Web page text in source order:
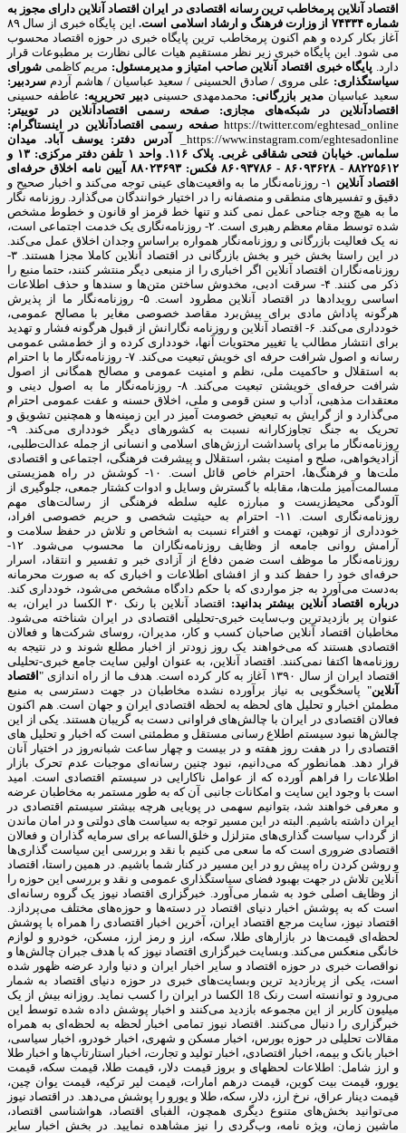
اقتصاد آنلاین پرمخاطب ترین رسانه اقتصادی در ایران اقتصاد آنلاین دارای مجوز به
شماره ۷۴۳۳۴ از وزارت فرهنگ و ارشاد اسلامی است.
این پایگاه خبری از سال ۸۹
آغاز بکار کرده و هم اکنون پرمخاطب ترین پایگاه خبری در حوزه اقتصاد محسوب
می شود. این پایگاه خبری زیر نظر مستقیم هیات عالی نظارت بر مطبوعات قرار
دارد. پایگاه خبری اقتصاد آنلاین صاحب امتیاز و مدیرمسئول: مریم کاظمی شورای
سیاستگذاری: علی مروی / صادق الحسینی / سعید عباسیان / هاشم آردم سردبیر:
سعید عباسیان مدیر بازرگانی: محمدمهدی حسینی دبیر تحریریه: عاطفه حسینی
اقتصادآنلاین در شبکه‌های مجازی:
صفحه رسمی اقتصادآنلاین در توییتر:
https://twitter.com/eghtesad_online صفحه رسمی اقتصادآنلاین در اینستاگرام:
https://www.instagram.com/eghtesadonline_
آدرس دفتر: یوسف آباد. میدان
سلماس. خیابان فتحی شقاقی غربی. پلاک ۱۱۶. واحد ۱
تلفن دفتر مرکزی: ۱۳ و
۸۸۲۲۵۶۱۲ - ۸۶۰۹۳۶۲۸ - ۸۶۰۹۳۷۸۶ فکس: ۸۸۰۲۳۶۹۳
آیین نامه اخلاق حرفه‌ای
اقتصاد آنلاین
۱- روزنامه‌نگار ما به واقعیت‌های عینی توجه می‌کند و اخبار صحیح و
دقیق و تفسیرهای منطقی و منصفانه را در اختیار خوانندگان می‌گذارد. روزنامه نگار
ما به هیچ وجه جناحی عمل نمی کند و تنها خط قرمز او قانون و خطوط مشخص
شده توسط مقام معظم رهبری است. ۲- روزنامه‌نگاری یک خدمت اجتماعی است،
نه یک فعالیت بازرگانی و روزنامه‌نگار همواره براساس وجدان اخلاق عمل می‌کند.
در این راستا بخش خبر و بخش بازرگانی در اقتصاد آنلاین کاملا مجزا هستند. ۳-
روزنامه‌نگاران اقتصاد آنلاین اگر اخباری را از منبعی دیگر منتشر کنند، حتما منبع را
ذکر می کنند. ۴- سرقت ادبی، مخدوش ساختن متن‌ها و سندها و حذف اطلاعات
اساسی رویدادها در اقتصاد آنلاین مطرود است. ۵- روزنامه‌نگار ما از پذیرش
هرگونه پاداش مادی برای پیش‌برد مقاصد خصوصی مغایر با مصالح عمومی،
خودداری می‌کند. ۶- اقتصاد آنلاین و روزنامه نگارانش از قبول هرگونه فشار و تهدید
برای انتشار مطالب یا تغییر محتویات آنها، خودداری کرده و از خط‌مشی عمومی
رسانه و اصول شرافت حرفه ای خویش تبعیت می‌کند. ۷- روزنامه‌نگار ما با احترام
به استقلال و حاکمیت ملی، نظم و امنیت عمومی و مصالح همگانی از اصول
شرافت حرفه‌ای خویشتن تبعیت می‌کند. ۸- روزنامه‌نگار ما به اصول دینی و
معتقدات مذهبی، آداب و سنن قومی و ملی، اخلاق حسنه و عفت عمومی احترام
می‌گذارد و از گرایش به تبعیض خصومت آمیز در این زمینه‌ها و همچنین تشویق و
تحریک به جنگ تجاوزکارانه نسبت به کشورهای دیگر خودداری می‌کند. ۹-
روزنامه‌نگار ما برای پاسداشت ارزش‌های اسلامی و انسانی از جمله عدالت‌طلبی،
آزادیخواهی، صلح و امنیت بشر، استقلال و پیشرفت فرهنگی، اجتماعی و اقتصادی
ملت‌ها و فرهنگ‌ها، احترام خاص قائل است. ۱۰- کوشش در راه همزیستی
مسالمت‌آمیز ملت‌ها، مقابله با گسترش وسایل و ادوات کشتار جمعی، جلوگیری از
آلودگی محیط‌زیست و مبارزه علیه سلطه فرهنگی از رسالت‌های مهم
روزنامه‌نگاری است. ۱۱- احترام به حیثیت شخصی و حریم خصوصی افراد،
خودداری از توهین، تهمت و افتراء نسبت به اشخاص و تلاش در حفظ سلامت و
آرامش روانی جامعه از وظایف روزنامه‌نگاران ما محسوب می‌شود. ۱۲-
روزنامه‌نگار ما موظف است ضمن دفاع از آزادی خبر و تفسیر و انتقاد، اسرار
حرفه‌ای خود را حفظ کند و از افشای اطلاعات و اخباری که به صورت محرمانه
به‌دست می‌آورد به جز مواردی که با حکم دادگاه مشخص می‌شود، خودداری کند.
درباره اقتصاد آنلاین بیشتر بدانید:
اقتصاد آنلاین با رنک ۳۰ الکسا در ایران، به
عنوان پر بازدیدترین وب‌سایت خبری-تحلیلی اقتصادی در ایران شناخته می‌شود.
مخاطبان اقتصاد آنلاین صاحبان کسب و کار، مدیران، روسای شرکت‌ها و فعالان
اقتصادی هستند که می‌خواهند یک روز زودتر از اخبار مطلع شوند و در نتیجه به
روزنامه‌ها اکتفا نمی‌کنند. اقتصاد آنلاین، به عنوان اولین سایت جامع خبری-تحلیلی
اقتصاد ایران از سال ۱۳۹۰ آغاز به کار کرده است. هدف ما از راه اندازی "
اقتصاد
آنلاین" پاسخگویی به نیاز برآورده نشده مخاطبان در جهت دسترسی به منبع
مطمئن اخبار و تحلیل های لحظه به لحظه اقتصادی ایران و جهان است. هم اکنون
فعالان اقتصادی در ایران با چالش‌های فراوانی دست به گریبان هستند. یکی از این
چالش‌ها نبود سیستم اطلاع رسانی مستقل و مطمئنی است که اخبار و تحلیل های
اقتصادی را در هفت روز هفته و در بیست و چهار ساعت شبانه‌روز در اختیار آنان
قرار دهد. همانطور که می‌دانیم، نبود چنین رسانه‌ای موجبات عدم تحرک بازار
اطلاعات را فراهم آورده که از عوامل ناکارایی در سیستم اقتصادی است. امید
است با وجود این سایت و امکانات جانبی آن که به طور مستمر به مخاطبان عرضه
و معرفی خواهند شد، بتوانیم سهمی در پویایی هرچه بیشتر سیستم اقتصادی در
ایران داشته باشیم. البته در این مسیر توجه به سیاست های دولتی و در امان ماندن
از گرداب سیاست گذاری‌های متزلزل و خلق‌الساعه برای سرمایه گذاران و فعالان
اقتصادی ضروری است که ما سعی می کنیم با نقد و بررسی این سیاست گذاری‌ها
و روشن کردن راه پیش رو در این مسیر در کنار شما باشیم. در همین راستا، اقتصاد
آنلاین تلاش در جهت بهبود فضای سیاستگذاری عمومی و نقد و بررسی این حوزه را
از وظایف اصلی خود به شمار می‌آورد. خبرگزاری اقتصاد نیوز یک گروه رسانه‌ای
است که به پوشش اخبار دنیای اقتصاد در دسته‌ها و حوزه‌های مختلف می‌پردازد.
اقتصاد نیوز، سایت مرجع اقتصاد ایران، آخرین اخبار اقتصادی را همراه با پوشش
لحظه‌ای قیمت‌ها در بازارهای طلا، سکه، ارز و رمز ارز، مسکن، خودرو و لوازم
خانگی منعکس می‌کند. وبسایت خبرگزاری اقتصاد نیوز که با هدف جبران چالش‌ها و
نواقصات خبری در حوزه اقتصاد و سایر اخبار ایران و دنیا وارد عرضه ظهور شده
است، یکی از پربازدید ترین وبسایت‌های خبری در حوزه دنیای اقتصاد به شمار
می‌رود و توانسته است رنک 18 الکسا در ایران را کسب نماید. روزانه بیش از یک
میلیون کاربر از این مجموعه بازدید می‌کنند و اخبار پوشش داده شده توسط این
خبرگزاری را دنبال می‌کنند. اقتصاد نیوز تمامی اخبار لحظه به لحظه‌ای به همراه
مقالات تحلیلی در حوزه بورس، اخبار مسکن و شهری، اخبار خودرو، اخبار سیاسی،
اخبار بانک و بیمه، اخبار اقتصادی، اخبار تولید و تجارت، اخبار استارتاپ‌ها و اخبار طلا
و ارز شامل: اطلاعات لحظهای و بروز قیمت دلار، قیمت طلا، قیمت سکه، قیمت
یورو، قیمت بیت کوین، قیمت درهم امارات، قیمت لیر ترکیه، قیمت یوان چین،
قیمت دینار عراق، نرخ ارز، دلار، سکه، طلا و یورو را پوشش می‌دهد. در اقتصاد نیوز
می‌توانید بخش‌های متنوع دیگری همچون، الفبای اقتصاد، هواشناسی اقتصاد،
ماشین زمان، ویژه نامه، وب‌گردی را نیز مشاهده نمایید. در بخش اخبار سایر